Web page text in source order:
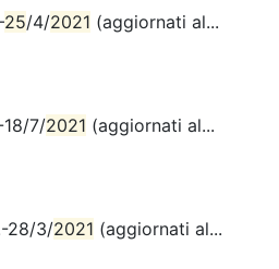
25/4/2021 (aggiornati al...
18/7/2021 (aggiornati al...
28/3/2021 (aggiornati al...